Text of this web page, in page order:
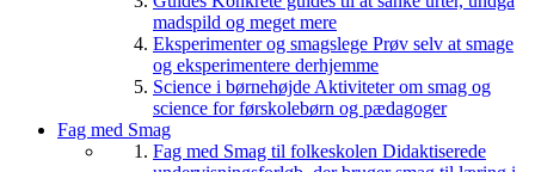
madspild og meget mere
Eksperimenter og smagslege Prøv selv at smage
og eksperimentere derhjemme
Science i børnehøjde Aktiviteter om smag og
science for førskolebørn og pædagoger
Fag med Smag
Fag med Smag til folkeskolen Didaktiserede